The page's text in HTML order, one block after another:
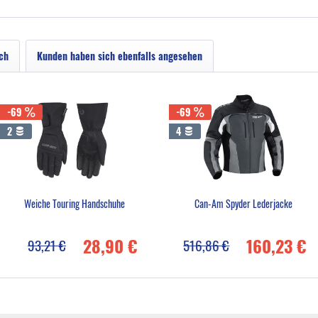
Kunden haben sich ebenfalls angesehen
-69
2
Weiche Touring Handschuhe
28,90 €
93,21 €
-69
4
Can-Am Spyder Lederjacke
160,23 €
516,86 €